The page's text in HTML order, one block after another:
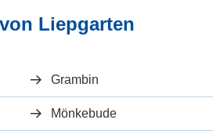
Liepgarten
Grambin
Mönkebude